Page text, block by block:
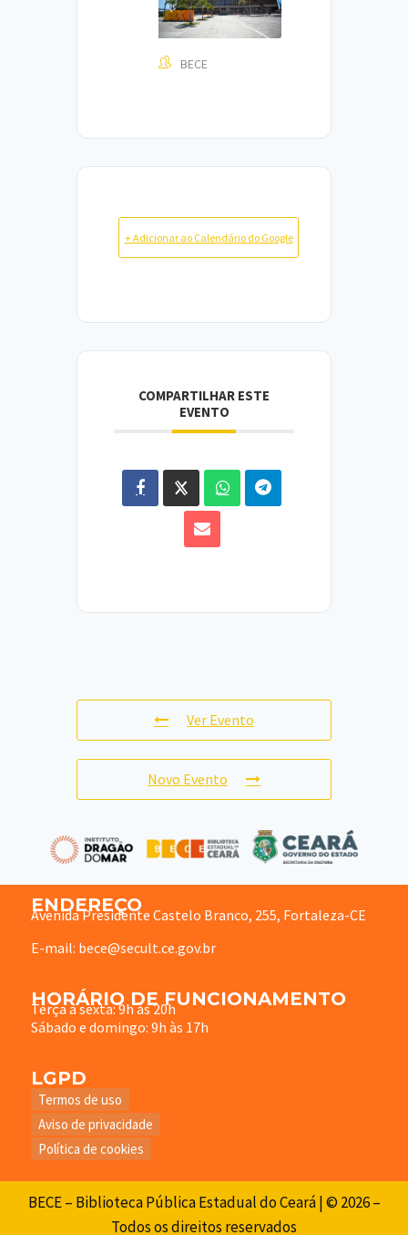
BECE
+ Adicionar ao Calendário do Google
COMPARTILHAR ESTE
EVENTO
Ver Evento
Novo Evento
ENDEREÇO
Avenida Presidente Castelo Branco, 255, Fortaleza-CE
E-mail: bece@secult.ce.gov.br
HORÁRIO DE FUNCIONAMENTO
Terça à sexta: 9h às 20h
Sábado e domingo: 9h às 17h
LGPD
Termos de uso
Aviso de privacidade
Política de cookies
BECE – Biblioteca Pública Estadual do Ceará | © 2026 –
Todos os direitos reservados